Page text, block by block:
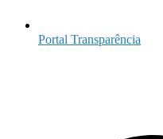
Portal Transparência